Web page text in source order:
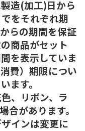
造(加工)日から
をそれぞれ期
らの期間を保証
商品がセット
を表示していま
費）期限につい
ます。
、リボン、ラ
合があります。
インは変更に